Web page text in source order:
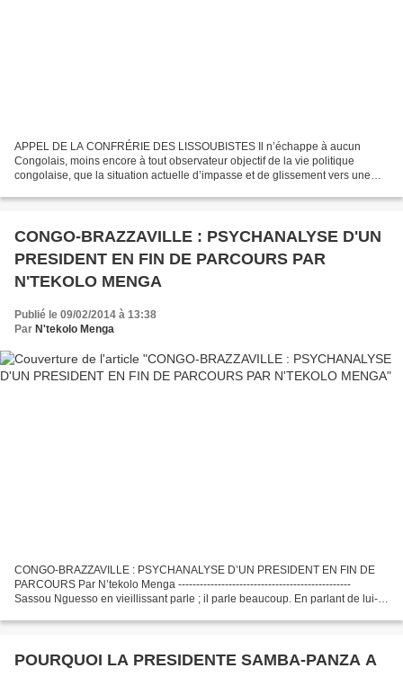
APPEL DE LA CONFRÉRIE DES LISSOUBISTES Il n’échappe à aucun
Congolais, moins encore à tout observateur objectif de la vie politique
congolaise, que la situation actuelle d’impasse et de glissement vers une
CONGO-BRAZZAVILLE : PSYCHANALYSE D'UN
PRESIDENT EN FIN DE PARCOURS PAR
N'TEKOLO MENGA
Publié le 09/02/2014 à 13:38
Par N'tekolo Menga
CONGO-BRAZZAVILLE : PSYCHANALYSE D’UN PRESIDENT EN FIN DE
PARCOURS Par N’tekolo Menga ------------------------------------------------
Sassou Nguesso en vieillissant parle ; il parle beaucoup. En parlant de lui-
POURQUOI LA PRESIDENTE SAMBA-PANZA A